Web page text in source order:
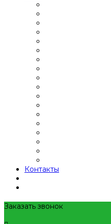
Контакты
Заказать звонок